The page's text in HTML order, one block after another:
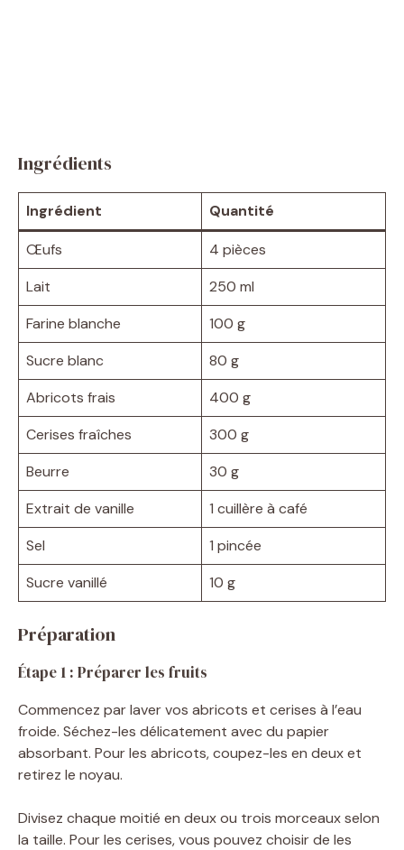
Ingrédients
Ingrédient Quantité
Œufs
4 pièces
Lait
250 ml
Farine blanche
100 g
Sucre blanc
80 g
Abricots frais
400 g
Cerises fraîches
300 g
Beurre
30 g
Extrait de vanille
1 cuillère à café
Sel
1 pincée
Sucre vanillé
10 g
Préparation
Étape 1 : Préparer les fruits
Commencez par laver vos abricots et cerises à l’eau
froide. Séchez-les délicatement avec du papier
absorbant. Pour les abricots, coupez-les en deux et
retirez le noyau.
Divisez chaque moitié en deux ou trois morceaux selon
la taille. Pour les cerises, vous pouvez choisir de les